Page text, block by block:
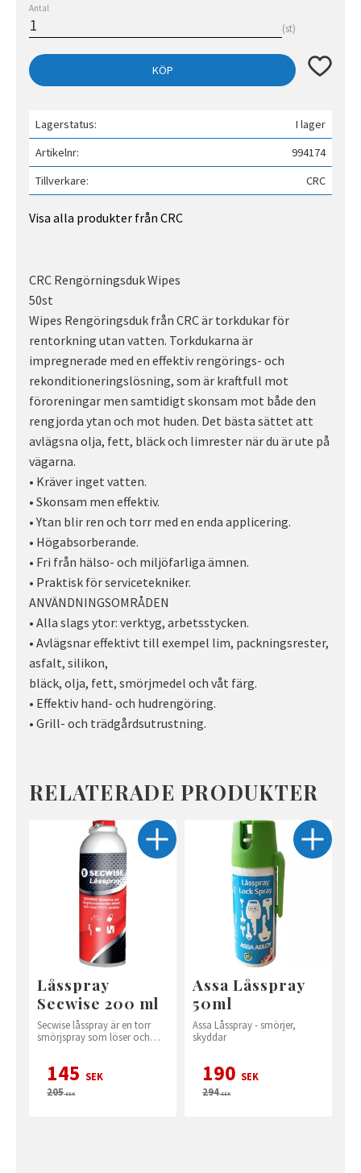
Antal
st
KÖP Lägg till
Lagerstatus
I lager
Artikelnr
994174
Tillverkare
CRC
Visa alla produkter från CRC
CRC Rengörningsduk Wipes
50st
Wipes Rengöringsduk från CRC är torkdukar för
rentorkning utan vatten. Torkdukarna är
impregnerade med en effektiv rengörings- och
rekonditioneringslösning, som är kraftfull mot
föroreningar men samtidigt skonsam mot både den
rengjorda ytan och mot huden. Det bästa sättet att
avlägsna olja, fett, bläck och limrester när du är ute på
vägarna.
• Kräver inget vatten.
• Skonsam men effektiv.
• Ytan blir ren och torr med en enda applicering.
• Högabsorberande.
• Fri från hälso- och miljöfarliga ämnen.
• Praktisk för servicetekniker.
ANVÄNDNINGSOMRÅDEN
• Alla slags ytor: verktyg, arbetsstycken.
• Avlägsnar effektivt till exempel lim, packningsrester,
asfalt, silikon,
bläck, olja, fett, smörjmedel och våt färg.
• Effektiv hand- och hudrengöring.
• Grill- och trädgårdsutrustning.
RELATERADE PRODUKTER
Låsspray
Secwise 200 ml
Secwise låsspray är en torr
smörjspray som löser och
145 SEK
205SEK
Assa Låsspray
50ml
Assa Låsspray - smörjer,
skyddar
190 SEK
294SEK